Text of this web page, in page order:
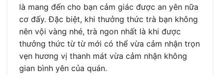
là mang đến cho bạn cảm giác được an yên nữa
cơ đấy. Đặc biệt, khi thưởng thức trà bạn không
nên vội vàng nhé, trà ngon nhất là khi được
thưởng thức từ từ mới có thể vừa cảm nhận trọn
vẹn hương vị thanh mát vừa cảm nhận không
gian bình yên của quán.